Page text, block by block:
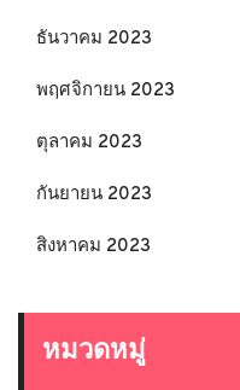
ธันวาคม 2023
พฤศจิกายน 2023
ตุลาคม 2023
กันยายน 2023
สิงหาคม 2023
หมวดหมู่